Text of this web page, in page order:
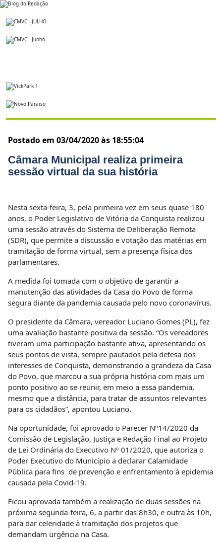
Postado em 03/04/2020 às 18:55:04
Câmara Municipal realiza primeira
sessão virtual da sua história
Nesta sexta-feira, 3, pela primeira vez em seus quase 180
anos, o Poder Legislativo de Vitória da Conquista realizou
uma sessão através do Sistema de Deliberação Remota
(SDR), que permite a discussão e votação das matérias em
tramitação de forma virtual, sem a presença física dos
parlamentares.
A medida foi tomada com o objetivo de garantir a
manutenção das atividades da Casa do Povo de forma
segura diante da pandemia causada pelo novo coronavírus.
O presidente da Câmara, vereador Luciano Gomes (PL), fez
uma avaliação bastante positiva da sessão. “Os vereadores
tiveram uma participação bastante ativa, apresentando os
seus pontos de vista, sempre pautados pela defesa dos
interesses de Conquista, demonstrando a grandeza da Casa
do Povo, que marcou a sua própria história com mais um
ponto positivo ao se reunir, em meio a essa pandemia,
mesmo que a distância, para tratar de assuntos relevantes
para os cidadãos”, apontou Luciano.
Na oportunidade, foi aprovado o Parecer Nº14/2020 da
Comissão de Legislação, Justiça e Redação Final ao Projeto
de Lei Ordinária do Executivo Nº 01/2020, que autoriza o
Poder Executivo do Município a declarar Calamidade
Pública para fins de prevenção e enfrentamento à epidemia
causada pela Covid-19.
Ficou aprovada também a realização de duas sessões na
próxima segunda-feira, 6, a partir das 8h30, e outra às 10h,
para dar celeridade à tramitação dos projetos que
demandam urgência na Casa.